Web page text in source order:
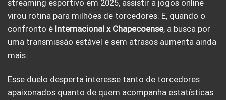
streaming esportivo em 2025, assistir a jogos online
virou rotina para milhões de torcedores. E, quando o
confronto é Internacional x Chapecoense, a busca por
uma transmissão estável e sem atrasos aumenta ainda
mais.
Esse duelo desperta interesse tanto de torcedores
apaixonados quanto de quem acompanha estatísticas